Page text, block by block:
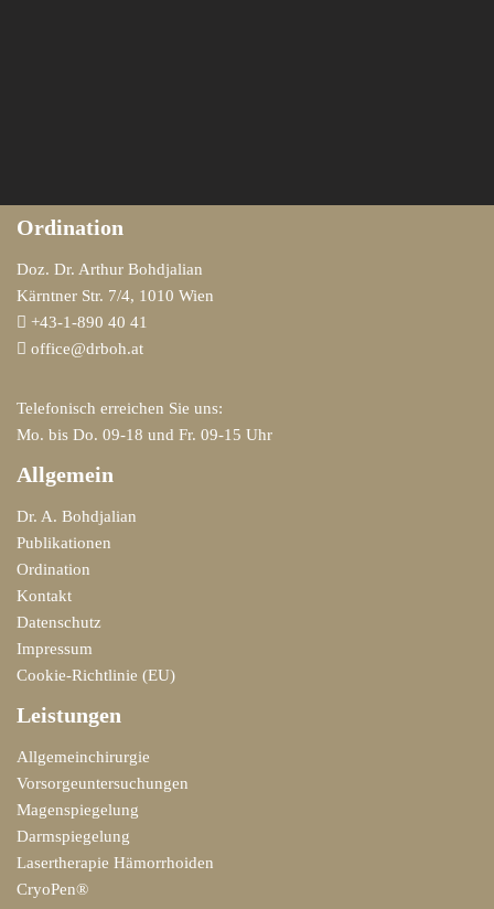
Ordination
Doz. Dr. Arthur Bohdjalian
Kärntner Str. 7/4, 1010 Wien
+43-1-890 40 41
office@drboh.at
Telefonisch erreichen Sie uns:
Mo. bis Do. 09-18 und Fr. 09-15 Uhr
Allgemein
Dr. A. Bohdjalian
Publikationen
Ordination
Kontakt
Datenschutz
Impressum
Cookie-Richtlinie (EU)
Leistungen
Allgemeinchirurgie
Vorsorgeuntersuchungen
Magenspiegelung
Darmspiegelung
Lasertherapie Hämorrhoiden
CryoPen®